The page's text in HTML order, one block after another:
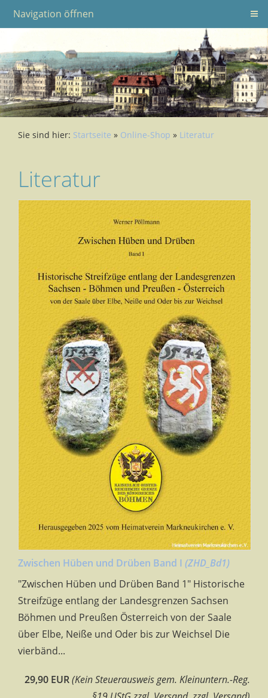
Navigation öffnen
Sie sind hier: Startseite » Online-Shop » Literatur
Literatur
Zwischen Hüben und Drüben Band I (ZHD_Bd1)
"Zwischen Hüben und Drüben Band 1" Historische
Streifzüge entlang der Landesgrenzen Sachsen
Böhmen und Preußen Österreich von der Saale
über Elbe, Neiße und Oder bis zur Weichsel Die
vierbänd...
29,90 EUR(Kein Steuerausweis gem. Kleinuntern.-Reg.